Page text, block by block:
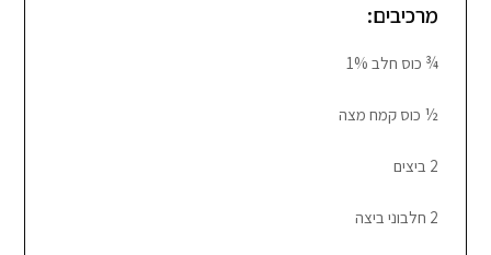
מרכיבים:
¾ כוס חלב 1%
½ כוס קמח מצה
2 ביצים
2 חלבוני ביצה